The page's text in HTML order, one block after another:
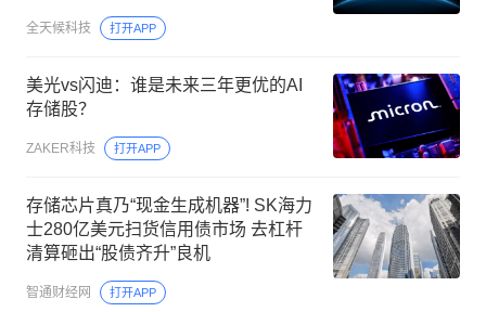
全天候科技 打开APP
美光vs闪迪：谁是未来三年更优的AI
存储股？
ZAKER科技 打开APP
存储芯片真乃“现金生成机器”! SK海力
士280亿美元扫货信用债市场 去杠杆
清算砸出“股债齐升”良机
智通财经网 打开APP